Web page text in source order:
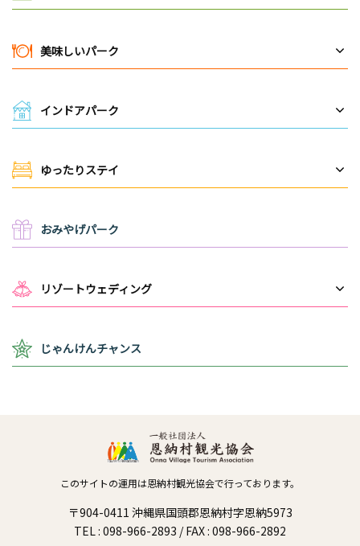
美味しいパーク
インドアパーク
ゆったりステイ
おみやげパーク
リゾートウェディング
じゃんけんチャンス
このサイトの運用は恩納村観光協会で行っております。
〒904-0411 沖縄県国頭郡恩納村字恩納5973
TEL : 098-966-2893 / FAX : 098-966-2892